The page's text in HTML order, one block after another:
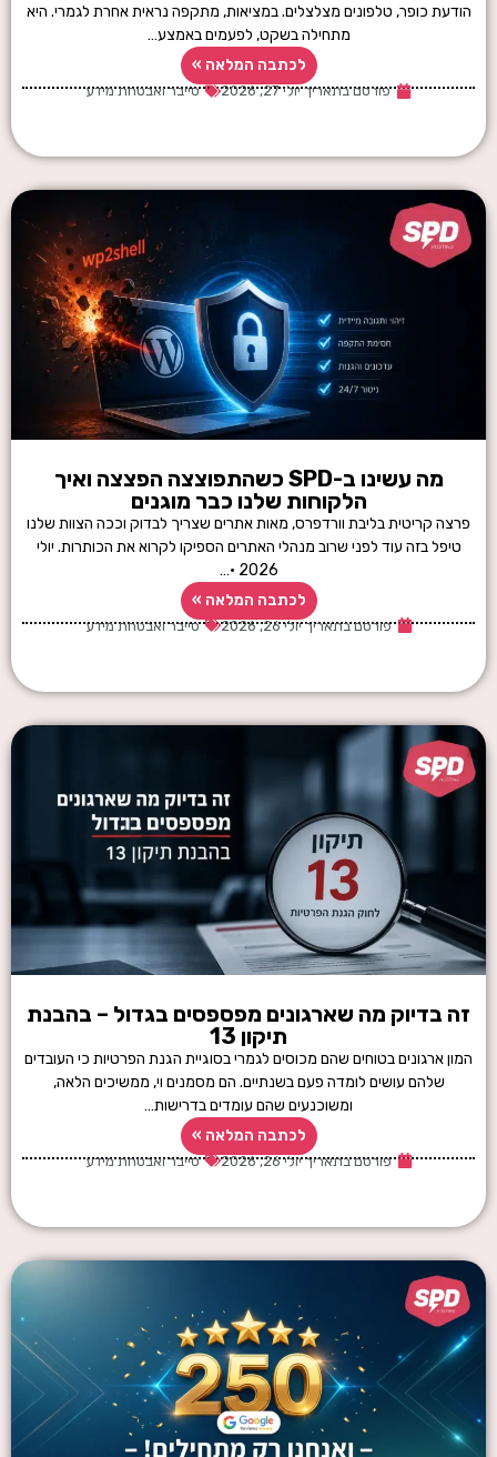
הודעת כופר, טלפונים מצלצלים. במציאות, מתקפה נראית אחרת לגמרי. היא
מתחילה בשקט, לפעמים באמצע…
לכתבה המלאה »
פורסם בתאריך יולי 27, 2026 סייבר ואבטחת מידע
מה עשינו ב-SPD כשהתפוצצה הפצצה ואיך
הלקוחות שלנו כבר מוגנים
פרצה קריטית בליבת וורדפרס, מאות אתרים שצריך לבדוק וככה הצוות שלנו
טיפל בזה עוד לפני שרוב מנהלי האתרים הספיקו לקרוא את הכותרות. יולי
2026 ·…
לכתבה המלאה »
פורסם בתאריך יולי 26, 2026 סייבר ואבטחת מידע
זה בדיוק מה שארגונים מפספסים בגדול – בהבנת
תיקון 13
המון ארגונים בטוחים שהם מכוסים לגמרי בסוגיית הגנת הפרטיות כי העובדים
שלהם עושים לומדה פעם בשנתיים. הם מסמנים וי, ממשיכים הלאה,
ומשוכנעים שהם עומדים בדרישות…
לכתבה המלאה »
פורסם בתאריך יולי 26, 2026 סייבר ואבטחת מידע